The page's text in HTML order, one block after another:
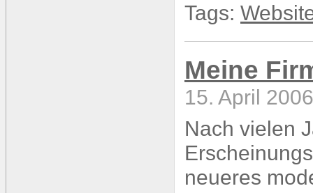
Tags:
Meine
15. April
Nach vielen
neueres